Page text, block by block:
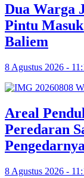
Dua Warga
Pintu
Baliem
8 Agustus 2026 -
Areal
Peredaran
Pengedarnya
8 Agustus 2026 -